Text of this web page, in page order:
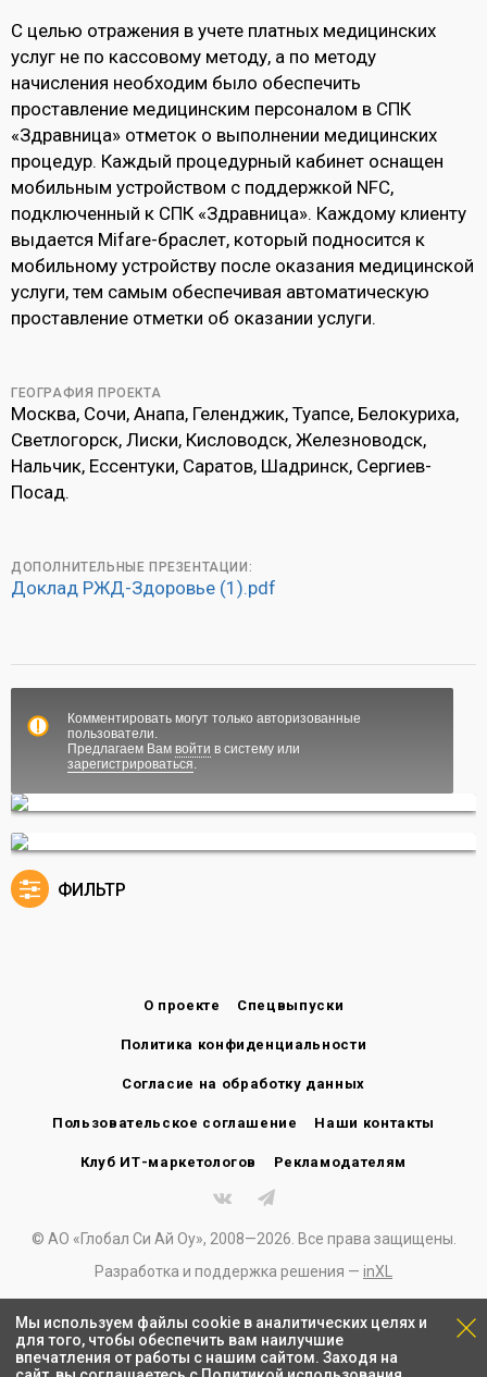
С целью отражения в учете платных медицинских
услуг не по кассовому методу, а по методу
начисления необходим было обеспечить
проставление медицинским персоналом в СПК
«Здравница» отметок о выполнении медицинских
процедур. Каждый процедурный кабинет оснащен
мобильным устройством с поддержкой NFC,
подключенный к СПК «Здравница». Каждому клиенту
выдается Mifare-браслет, который подносится к
мобильному устройству после оказания медицинской
услуги, тем самым обеспечивая автоматическую
проставление отметки об оказании услуги.
ГЕОГРАФИЯ ПРОЕКТА
Москва, Сочи, Анапа, Геленджик, Туапсе, Белокуриха,
Светлогорск, Лиски, Кисловодск, Железноводск,
Нальчик, Ессентуки, Саратов, Шадринск, Сергиев-
Посад.
ДОПОЛНИТЕЛЬНЫЕ ПРЕЗЕНТАЦИИ:
Доклад РЖД-Здоровье (1).pdf
Комментировать могут только авторизованные
пользователи.
Предлагаем Вам войти в систему или
зарегистрироваться
ФИЛЬТР
О проекте Спецвыпуски
Политика конфиденциальности
Согласие на обработку данных
Пользовательское соглашение Наши контакты
Клуб ИТ-маркетологов Рекламодателям
© АО «Глобал Си Ай Оу», 2008—2026. Все права защищены.
Разработка и поддержка решения — inXL
Мы используем файлы cookie в аналитических целях и
для того, чтобы обеспечить вам наилучшие
впечатления от работы с нашим сайтом. Заходя на